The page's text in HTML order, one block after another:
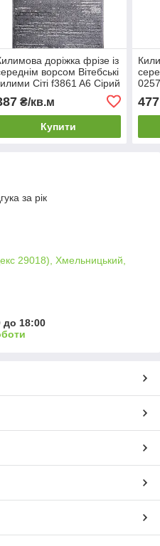
доріжка фрізе із
ворсом Вітебські
Сіті f3861 A6 Сірий
ворсом
₴/кв.м
Купити
477
за рік
29018), Хмельницький,
до 18:00